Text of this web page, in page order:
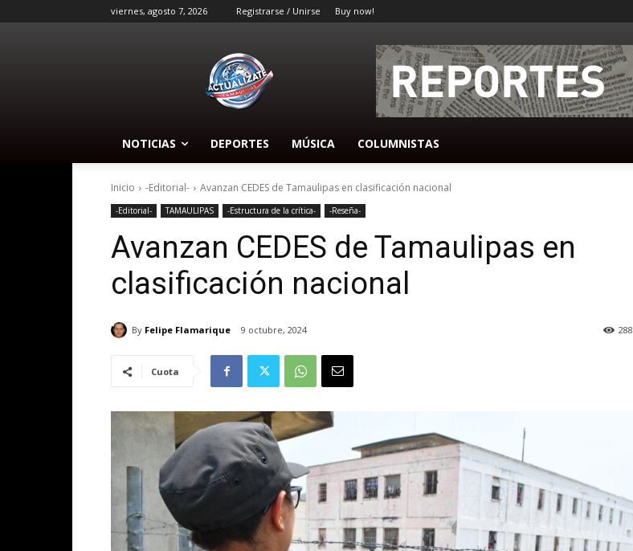
viernes, agosto 7, 2026 Registrarse / Unirse Buy now!
NOTICIAS DEPORTES MÚSICA COLUMNISTAS
Inicio -Editorial- Avanzan CEDES de Tamaulipas en clasificación nacional
-Editorial- TAMAULIPAS -Estructura de la crítica- -Reseña-
Avanzan CEDES de Tamaulipas en
clasificación nacional
By Felipe Flamarique 9 octubre, 2024 288
Cuota